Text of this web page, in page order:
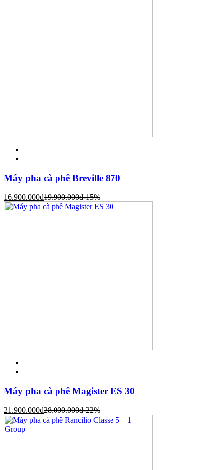
Máy pha cà phê Breville 870
16.900.000đ19.900.000đ-15%
Máy pha cà phê Magister ES 30
21.900.000đ28.000.000đ-22%